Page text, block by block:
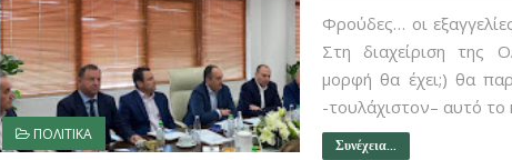
ΠΟΛΙΤΙΚΑ
Φρούδες… οι
Στη διαχείριση της
μορφή θα έχει;) θα
-τουλάχιστον– αυτό το
Συνέχεια...